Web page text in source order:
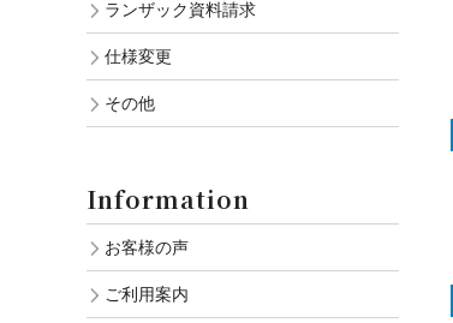
ランザック資料請求
仕様変更
その他
Information
お客様の声
ご利用案内